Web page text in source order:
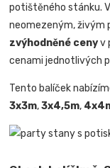
potištěného stánku.
neomezeným, živým
zvýhodněné cenyv
cenami jednotlivých
Tento balíček
3x3m,3x4,5m,